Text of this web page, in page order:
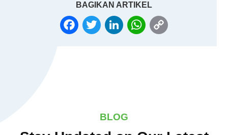
BAGIKAN ARTIKEL
FACEBOOK
TWITTERLINKEDINWHATSAPP
BLOG